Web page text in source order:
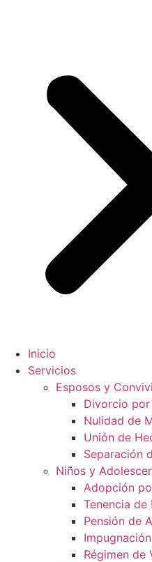
Inicio
Servicios
Esposos y
Divorcio por
Nulidad de
Unión de
Separación
Niños y
Adopción
Tenencia de
Pensión de
Régimen de